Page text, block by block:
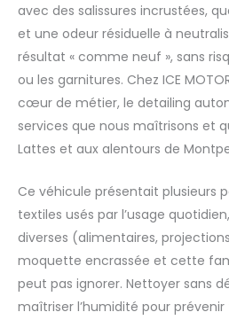
avec des salissures incrustées,
et une odeur résiduelle à
résultat « comme neuf », sans
ou les garnitures. Chez ICE
cœur de métier, le detailing
services que nous maîtrisons et
Lattes et aux alentours de
Ce véhicule présentait plusieurs
textiles usés par l’usage
diverses (alimentaires,
moquette encrassée et cette
peut pas ignorer. Nettoyer sans
maîtriser l’humidité pour